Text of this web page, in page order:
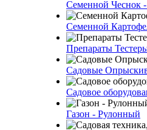
Семенной Чеснок
Семенной
Препараты
Садовые
Садовое
Газон - Рулонный